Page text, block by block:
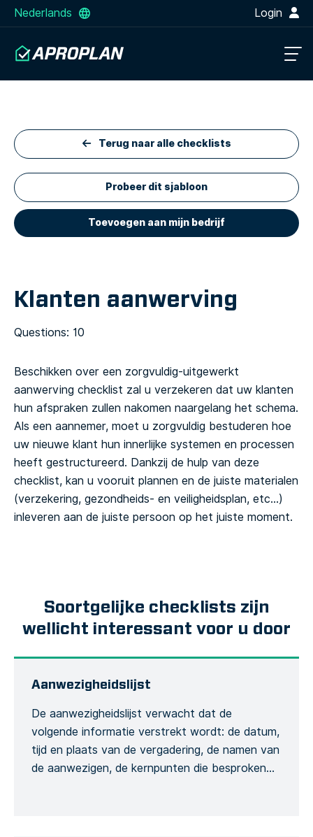
Nederlands Login
Terug naar alle checklists
Probeer dit sjabloon
Toevoegen aan mijn bedrijf
Klanten aanwerving
Questions: 10
Beschikken over een zorgvuldig-uitgewerkt
aanwerving checklist zal u verzekeren dat uw klanten
hun afspraken zullen nakomen naargelang het schema.
Als een aannemer, moet u zorgvuldig bestuderen hoe
uw nieuwe klant hun innerlijke systemen en processen
heeft gestructureerd. Dankzij de hulp van deze
checklist, kan u vooruit plannen en de juiste materialen
(verzekering, gezondheids- en veiligheidsplan, etc…)
inleveren aan de juiste persoon op het juiste moment.
Soortgelijke checklists zijn
wellicht interessant voor u door
Aanwezigheidslijst
De aanwezigheidslijst verwacht dat de
volgende informatie verstrekt wordt: de datum,
tijd en plaats van de vergadering, de namen van
de aanwezigen, de kernpunten die besproken